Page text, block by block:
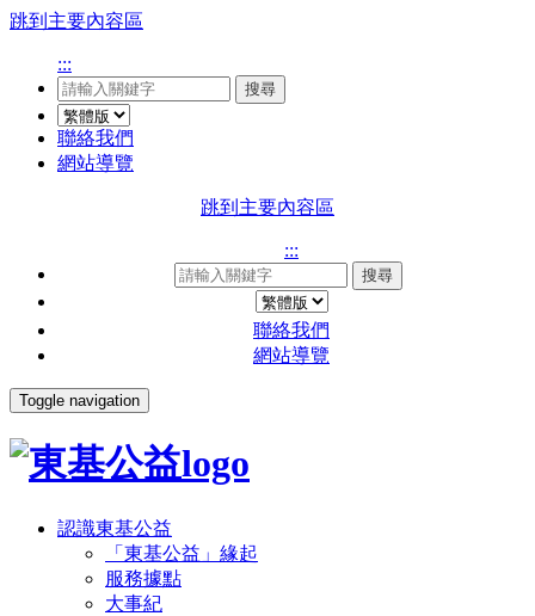
跳到主要內容區
:::
搜尋
聯絡我們
網站導覽
跳到主要內容區
:::
搜尋
聯絡我們
網站導覽
Toggle navigation
認識東基公益
「東基公益」緣起
服務據點
大事紀